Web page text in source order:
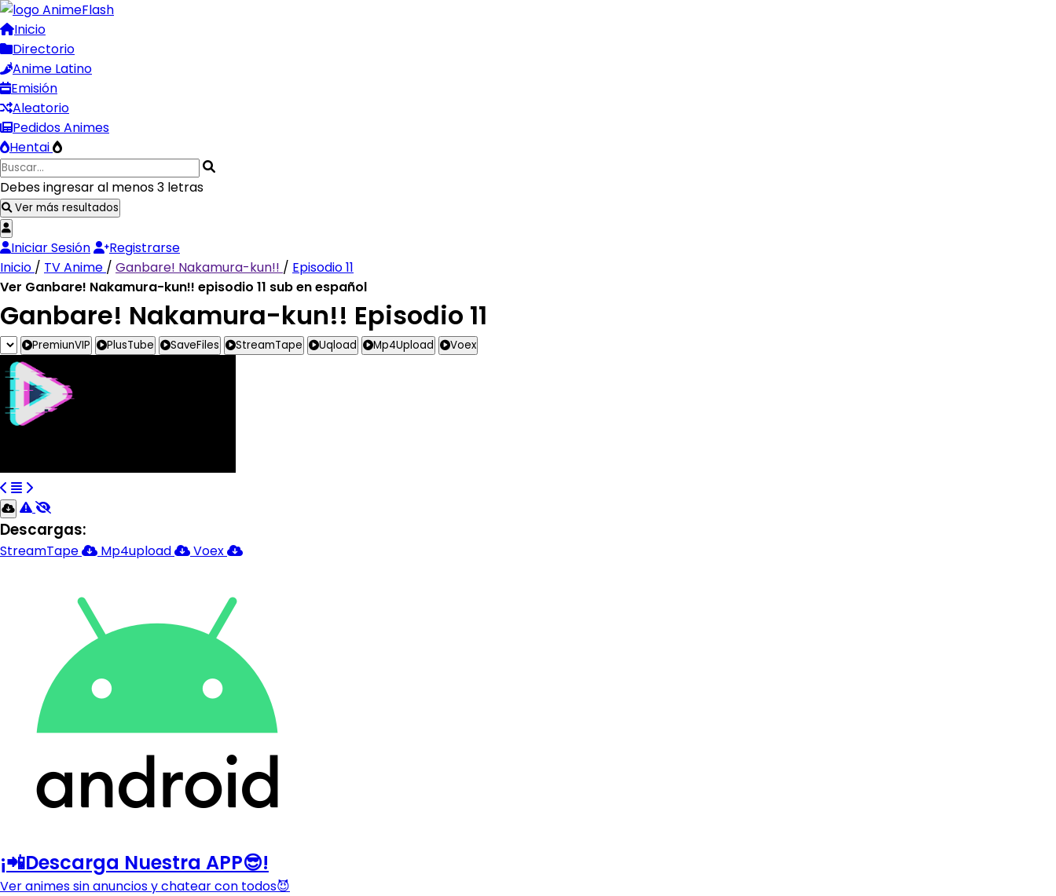
Inicio
Directorio
Anime Latino
Emisión
Aleatorio
Pedidos Animes
Hentai
Debes ingresar al menos 3 letras
Ver más resultados
Iniciar Sesión
Registrarse
Inicio / TV Anime / Ganbare! Nakamura-kun!! / Episodio 11
Ver Ganbare! Nakamura-kun!! episodio 11 sub en español
Ganbare! Nakamura-kun!! Episodio 11
PremiunVIP PlusTube SaveFiles StreamTape Uqload Mp4Upload Voex
Descargas:
StreamTape Mp4upload Voex
¡📲Descarga Nuestra APP😎!
Ver animes sin anuncios y chatear con todos😈